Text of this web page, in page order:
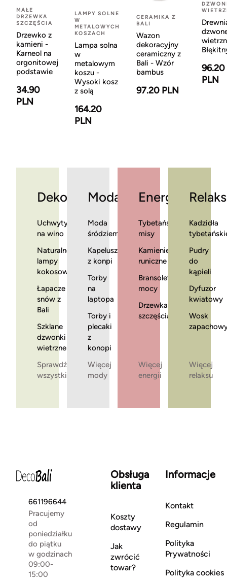
MAŁE
DRZEWKA
SZCZĘŚCIA
Drzewko z
kamieni -
Karneol na
orgonitowej
podstawie
34.90
PLN
LAMPY SOLNE
W
METALOWYCH
KOSZACH
Lampa solna
w
metalowym
koszu -
Wysoki kosz
z solą
164.20
PLN
CERAMIKA Z
BALI
Wazon
dekoracyjny
ceramiczny z
Bali - Wzór
bambus
97.20 PLN
96.20
PLN
Dekoracje
Uchwyty
na wino
Naturalne
lampy
kokosowe
Łapacze
snów z
Bali
Szklane
dzwonki
wietrzne
Sprawdź
wszystkie
Moda
Moda
śródziemnomorska
Kapelusze
z konpi
Torby
na
laptopa
Torby i
plecaki
z
konopi
Więcej
mody
Energia
Tybetańskie
misy
Kamienie
runiczne
Bransoletki
mocy
Drzewka
szczęścia
Więcej
energii
Relaks
Kadzidła
Pudry
do
kąpieli
Dyfuzor
kwiatowy
Wosk
Więcej
relaksu
661196644
Pracujemy
od
poniedziałku
do piątku
w godzinach
09:00-
15:00
Obsługa
klienta
Koszty
dostawy
Jak
zwrócić
towar?
Informacje
Kontakt
Regulamin
Polityka
Prywatności
Polityka cookies